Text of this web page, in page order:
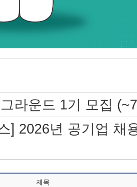
라운드 1기 모집
] 2026년 공기업 채
제목